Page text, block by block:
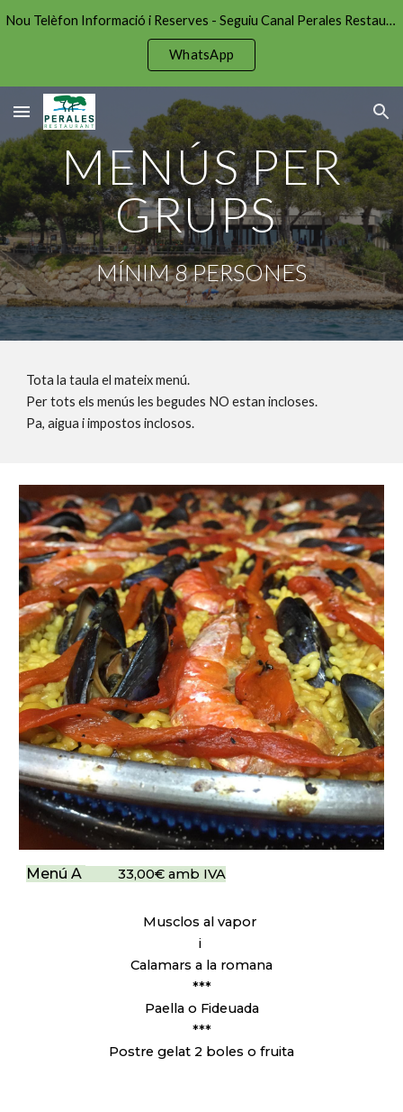
Nou Telèfon Informació i Reserves - Seguiu Canal Perales Restaurant per estar al dia!
WhatsApp
MENÚS PER
GRUPS
MÍNIM 8 PERSONES
Tota la taula el mateix menú.
Per tots els menús les begudes NO estan incloses.
Pa, aigua i impostos inclosos.
Menú A 33,00€ amb IVA
Musclos al vapor
i
Calamars a la romana
***
Paella o Fideuada
***
Postre gelat 2 boles o fruita